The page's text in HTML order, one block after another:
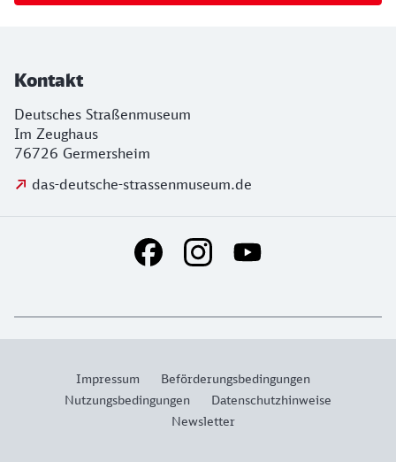
Kontakt
Deutsches Straßenmuseum
Im Zeughaus
76726 Germersheim
das-deutsche-strassenmuseum.de
Social Media Links
Impressum
Beförderungsbedingungen
Nutzungsbedingungen
Datenschutzhinweise
Newsletter